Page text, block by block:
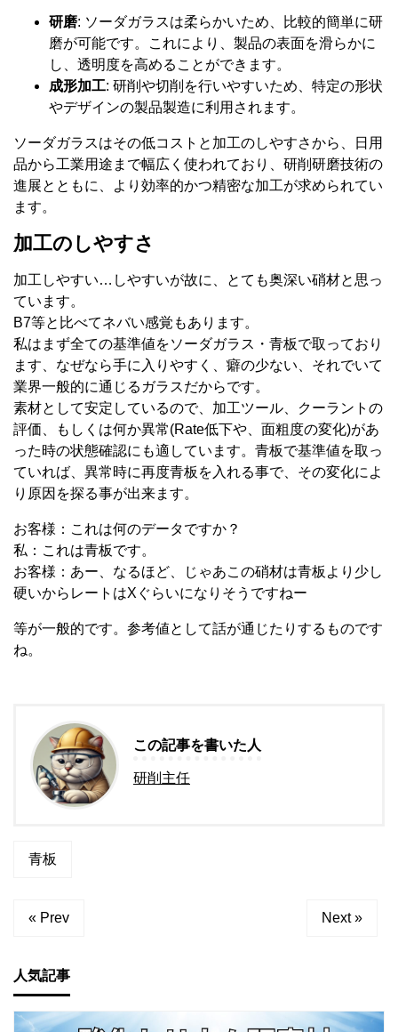
研磨: ソーダガラスは柔らかいため、比較的簡単に研
磨が可能です。これにより、製品の表面を滑らかに
し、透明度を高めることができます。
成形加工: 研削や切削を行いやすいため、特定の形状
やデザインの製品製造に利用されます。
ソーダガラスはその低コストと加工のしやすさから、日用
品から工業用途まで幅広く使われており、研削研磨技術の
進展とともに、より効率的かつ精密な加工が求められてい
ます。
加工のしやすさ
加工しやすい…しやすいが故に、とても奥深い硝材と思っ
ています。
B7等と比べてネバい感覚もあります。
私はまず全ての基準値をソーダガラス・青板で取っており
ます、なぜなら手に入りやすく、癖の少ない、それでいて
業界一般的に通じるガラスだからです。
素材として安定しているので、加工ツール、クーラントの
評価、もしくは何か異常(Rate低下や、面粗度の変化)があ
った時の状態確認にも適しています。青板で基準値を取っ
ていれば、異常時に再度青板を入れる事で、その変化によ
り原因を探る事が出来ます。
お客様：これは何のデータですか？
私：これは青板です。
お客様：あー、なるほど、じゃあこの硝材は青板より少し
硬いからレートはXぐらいになりそうですねー
等が一般的です。参考値として話が通じたりするものです
ね。
この記事を書いた人
研削主任
青板
« Prev Next »
人気記事